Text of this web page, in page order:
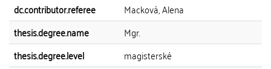
dc.contributor.referee
Macková, Alena
thesis.degree.name
Mgr.
thesis.degree.level
magisterské